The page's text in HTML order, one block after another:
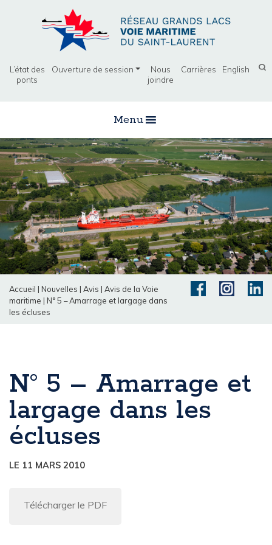
L’état des
ponts
Ouverture de session
Nous
joindre
Carrières English
Menu
Accueil | Nouvelles | Avis | Avis de la Voie
maritime | N° 5 – Amarrage et largage dans
les écluses
N° 5 – Amarrage et
largage dans les
écluses
LE 11 MARS 2010
Télécharger le PDF